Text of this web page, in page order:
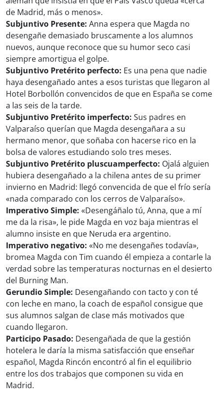
de Madrid, más o menos».
Subjuntivo Presente: Anna espera que Magda no
desengañe demasiado bruscamente a los alumnos
nuevos, aunque reconoce que su humor seco casi
siempre amortigua el golpe.
Subjuntivo Pretérito perfecto: Es una pena que nadie
haya desengañado antes a esos turistas que llegaron al
Hotel Borbollón convencidos de que en España se come
a las seis de la tarde.
Subjuntivo Pretérito imperfecto: Sus padres en
Valparaíso querían que Magda desengañara a su
hermano menor, que soñaba con hacerse rico en la
bolsa de valores estudiando solo tres meses.
Subjuntivo Pretérito pluscuamperfecto: Ojalá alguien
hubiera desengañado a la chilena antes de su primer
invierno en Madrid: llegó convencida de que el frío sería
«nada comparado con los cerros de Valparaíso».
Imperativo Simple: «Desengáñalo tú, Anna, que a mí
me da la risa», le pide Magda en voz baja mientras el
alumno insiste en que Neruda era argentino.
Imperativo negativo: «No me desengañes todavía»,
bromea Magda con Tim cuando él empieza a contarle la
verdad sobre las temperaturas nocturnas en el desierto
del Burning Man.
Gerundio Simple: Desengañando con tacto y con té
con leche en mano, la coach de español consigue que
sus alumnos salgan de clase más motivados que
cuando llegaron.
Participo Pasado: Desengañada de que la gestión
hotelera le daría la misma satisfacción que enseñar
español, Magda Rincón encontró al fin el equilibrio
entre los dos trabajos que componen su vida en
Madrid.